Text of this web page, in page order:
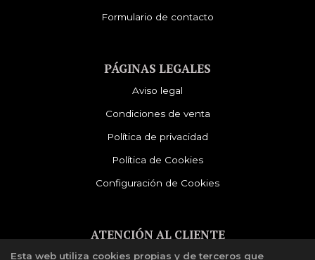
Formulario de contacto
PÁGINAS LEGALES
Aviso legal
Condiciones de venta
Política de privacidad
Política de Cookies
Configuración de Cookies
ATENCIÓN AL CLIENTE
Quiénes somos
Esta web utiliza cookies propias y de terceros que